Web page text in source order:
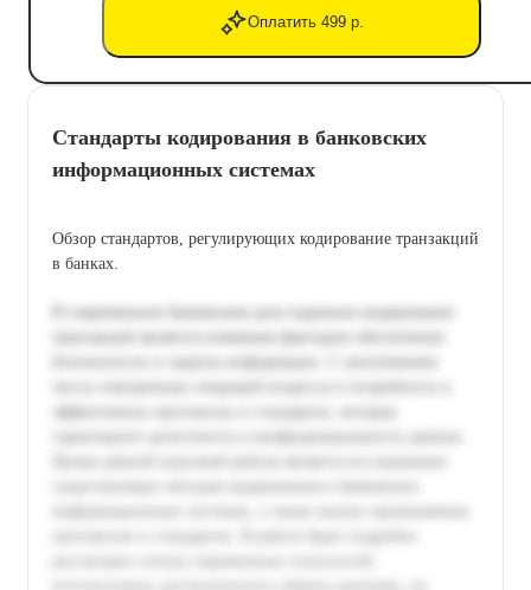
Оплатить 499 р.
Стандарты кодирования в банковских
информационных системах
Обзор стандартов, регулирующих кодирование транзакций
в банках.